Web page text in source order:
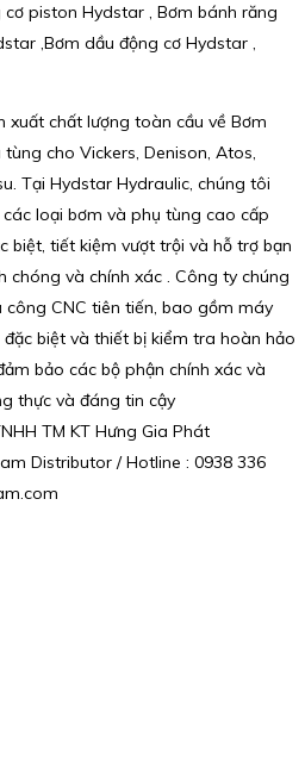
piston Hydstar , Bơm bánh răng
,Bơm dầu động cơ Hydstar ,
xuất chất lượng toàn cầu về Bơm
cho Vickers, Denison, Atos,
Tại Hydstar Hydraulic, chúng tôi
loại bơm và phụ tùng cao cấp
biệt, tiết kiệm vượt trội và hỗ trợ bạn
chóng và chính xác . Công ty chúng
CNC tiên tiến, bao gồm máy
biệt và thiết bị kiểm tra hoàn hảo
bảo các bộ phận chính xác và
thực và đáng tin cậy
TM KT Hưng Gia Phát
Distributor / Hotline : 0938 336